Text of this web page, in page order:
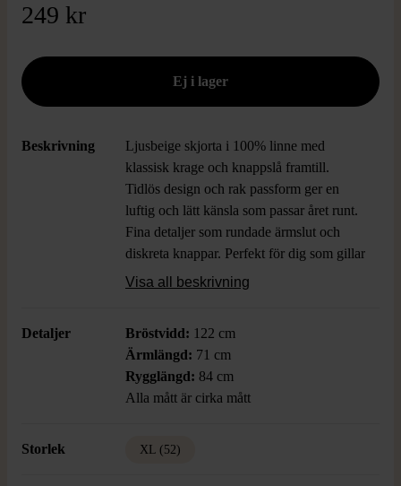
249 kr
Beskrivning
Ljusbeige skjorta i 100% linne med
klassisk krage och knappslå framtill.
Tidlös design och rak passform ger en
luftig och lätt känsla som passar året runt.
Fina detaljer som rundade ärmslut och
diskreta knappar. Perfekt för dig som gillar
den där avslappnade linen-looken och vill
Visa all beskrivning
Detaljer Bröstvidd: 122 cm
Ärmlängd: 71 cm
Rygglängd: 84 cm
Alla mått är cirka mått
Storlek XL (52)